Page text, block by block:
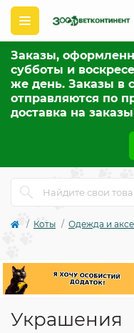
Заказы,
субботы и
же день. Заказы в
отправляются по
доставка на
Коты Одежда и
Украшения